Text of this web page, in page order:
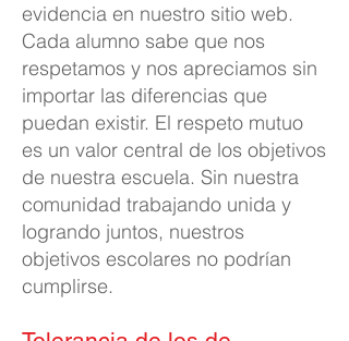
evidencia en nuestro sitio web.
Cada alumno sabe que nos
respetamos y nos apreciamos sin
importar las diferencias que
puedan existir. El respeto mutuo
es un valor central de los objetivos
de nuestra escuela. Sin nuestra
comunidad trabajando unida y
logrando juntos, nuestros
objetivos escolares no podrían
cumplirse.